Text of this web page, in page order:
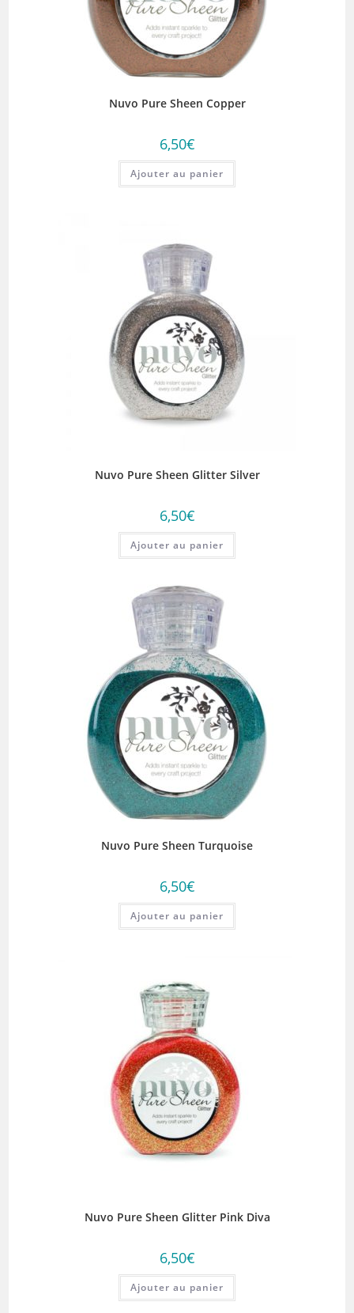
Nuvo Pure Sheen Copper
6,50€
Ajouter au panier
Nuvo Pure Sheen Glitter Silver
6,50€
Ajouter au panier
Nuvo Pure Sheen Turquoise
6,50€
Ajouter au panier
Nuvo Pure Sheen Glitter Pink Diva
6,50€
Ajouter au panier